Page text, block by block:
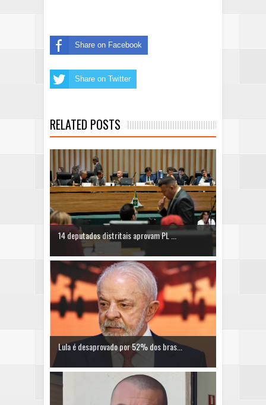
Share on Facebook
Share on Twitter
RELATED POSTS
14 deputados distritais aprovam PL ...
Lula é desaprovado por 52% dos bras...